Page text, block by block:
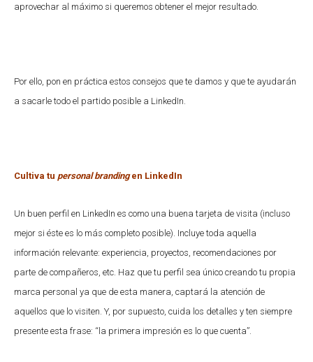
aprovechar al máximo si queremos obtener el mejor resultado.
Por ello, pon en práctica estos consejos que te damos y que te ayudarán
a sacarle todo el partido posible a LinkedIn.
Cultiva tu personal brandingen LinkedIn
Un buen perfil en LinkedIn es como una buena tarjeta de visita (incluso
mejor si éste es lo más completo posible). Incluye toda aquella
información relevante: experiencia, proyectos, recomendaciones por
parte de compañeros, etc. Haz que tu perfil sea único creando tu propia
marca personal ya que de esta manera, captará la atención de
aquellos que lo visiten. Y, por supuesto, cuida los detalles y ten siempre
presente esta frase: “la primera impresión es lo que cuenta”.